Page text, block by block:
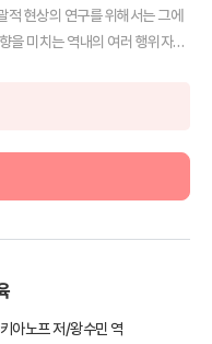
적 현상의 연구를 위해서는 그에
을 미치는 역내의 여러 행위자들
아노프 저/왕수민 역